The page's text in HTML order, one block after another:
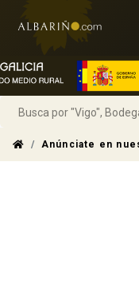
Anúnciate en